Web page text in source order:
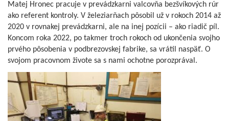
Matej Hronec pracuje v prevádzkarni valcovňa bezšvíkových rúr
ako referent kontroly. V železiarňach pôsobil už v rokoch 2014 až
2020 v rovnakej prevádzkarni, ale na inej pozícii – ako riadič píl.
Koncom roka 2022, po takmer troch rokoch od ukončenia svojho
prvého pôsobenia v podbrezovskej fabrike, sa vrátil naspäť. O
svojom pracovnom živote sa s nami ochotne porozprával.